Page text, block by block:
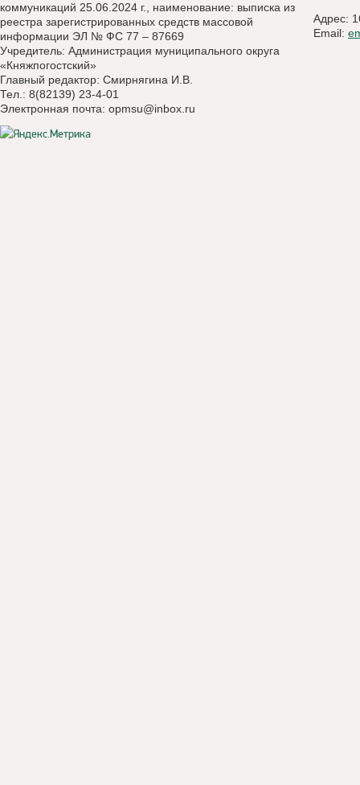
коммуникаций 25.06.2024 г., наименование: выписка из
реестра зарегистрированных средств массовой
информации ЭЛ № ФС 77 – 87669
Учредитель: Администрация муниципального округа
«Княжпогостский»
Главный редактор: Смирнягина И.В.
Тел.: 8(82139) 23-4-01
Электронная почта: opmsu@inbox.ru
Адрес:
Email: